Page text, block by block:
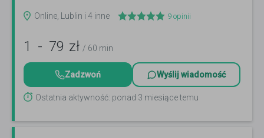
Online, Lublin i 4 inne 9 opinii
1 - 79 zł / 60 min
Zadzwoń Wyślij wiadomość
Ostatnia aktywność: ponad 3 miesiące temu